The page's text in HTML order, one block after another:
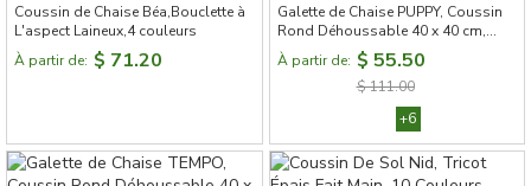
Coussin de Chaise Béa,Bouclette à
L'aspect Laineux,4 couleurs
À partir de: $ 71.20
Galette de Chaise PUPPY, Coussin
Rond Déhoussable 40 x 40 cm,
Motifs Chien Tuftés en Relief
À partir de: $ 55.50
$ 111.00
+6